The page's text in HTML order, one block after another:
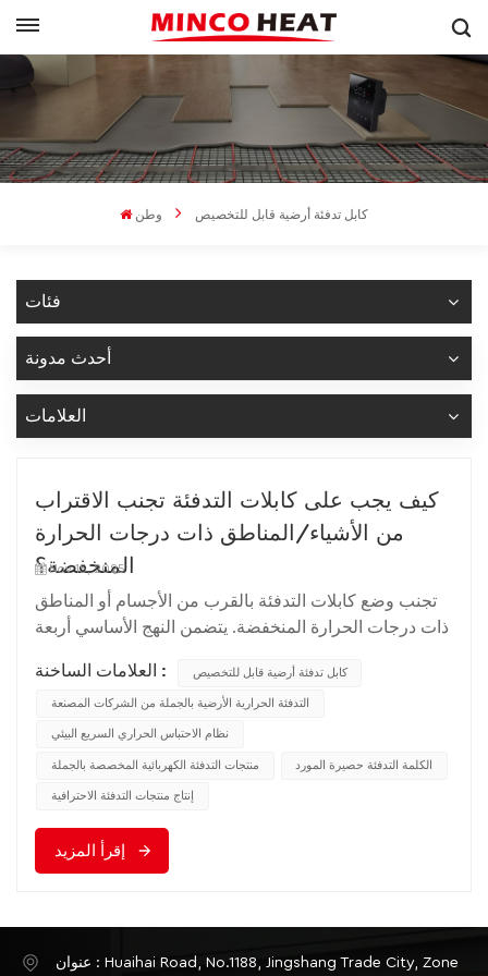
وطن كابل تدفئة أرضية قابل للتخصيص
فئات
أحدث مدونة
العلامات
كيف يجب على كابلات التدفئة تجنب الاقتراب
من الأشياء/المناطق ذات درجات الحرارة
المنخفضة؟
Nov 15, 2025
تجنب وضع كابلات التدفئة بالقرب من الأجسام أو المناطق
ذات درجات الحرارة المنخفضة. يتضمن النهج الأساسي أربعة
المعزز، وضبط الطاقة" لتقليل فقدان الحرارة الناتج عن
التوصيل الحراري المنخفض والإشعاع البارد، مما يضمن
تدفئة فعالة وتوزيعًا متساويًا لدرجة الحرارة. 1.أولاً، قم
بتوضيح "الأشياء/المناطق ذات درجات الحرارة المنخفضة
المباشر أو القرب.الأشياء منخفضة الحرارة: الجدران
الخارجية، والنوافذ (الزجاج/إطارات النوافذ)، والأبواب،
المنخفضة: زوايا الغرفة (ضعف دوران الهواء، تراكم تدفقات
العلامات الساخنة : كابل تدفئة أرضية قابل للتخصيص
التدفئة الحرارية الأرضية بالجملة من الشركات المصنعة
نظام الاحتباس الحراري السريع البيئي
منتجات التدفئة الكهربائية المخصصة بالجملة الكلمة التدفئة حصيرة المورد
إنتاج منتجات التدفئة الاحترافية
إقرأ المزيد
عنوان : Huaihai Road, No.1188, Jingshang Trade City, Zone